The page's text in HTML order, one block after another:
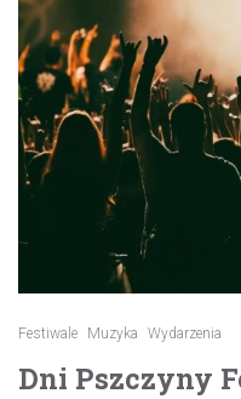
Festiwale Muzyka Wydarzenia
Dni Pszczyny